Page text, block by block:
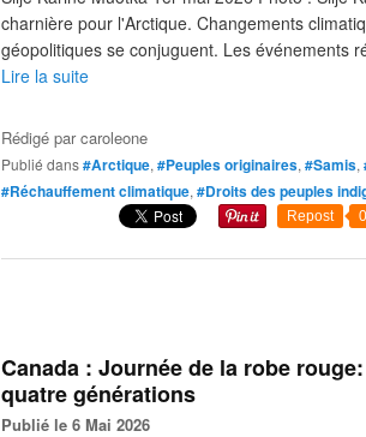
charnière pour l'Arctique. Changements
géopolitiques se conjuguent. Les événements
Lire la suite
Rédigé parcaroleone
Publié dans#Arctique, #Peuples originaires, #Samis,
#Réchauffement climatique, #Droits des peuples
Repost 0
Canada : Journée de la robe
quatre générations
Publié le 6 Mai 2026